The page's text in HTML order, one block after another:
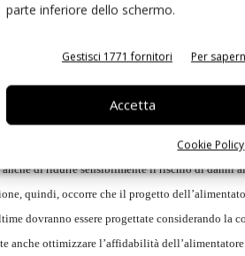
parte inferiore dello schermo.
Gestisci 1771 fornitori Per
Accetta
Cookie Policy
Led ma è importante essere consapevoli che
tensione li può danneggiare in modo grave. Il
e dei relativi alimentatori, comunque, è
necessario evitare che nell’array e
La riduzione della temperatura
di ridurre sensibilmente il rischio di danni
quindi, occorre che il progetto
dovranno essere progettate considerando la
anche ottimizzare l’affidabilità